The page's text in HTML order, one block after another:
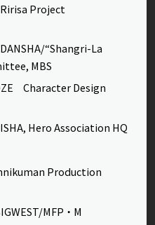
Project
“Shangri-La
MBS
Character Design
Hero Association HQ
Production
MFP・M